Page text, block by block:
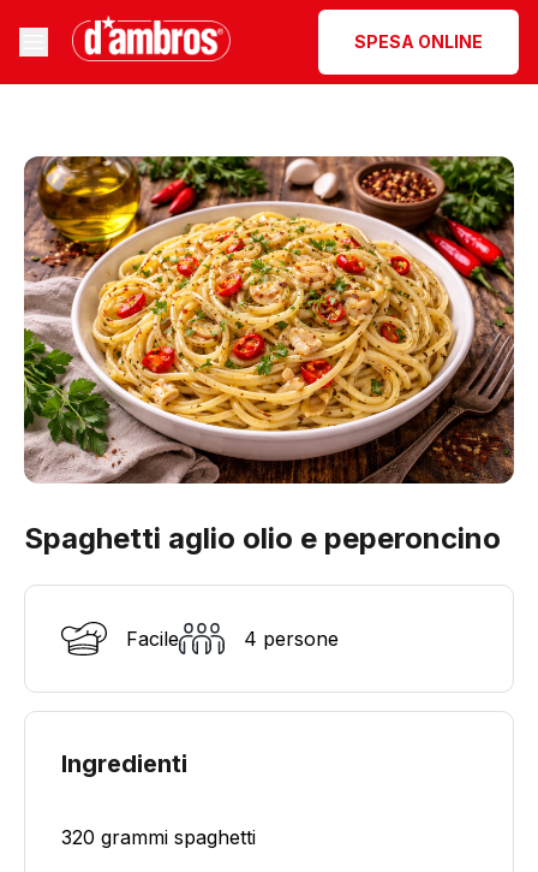
SPESA ONLINE
Spaghetti aglio olio e peperoncino
Facile 4 persone
Ingredienti
320 grammi spaghetti